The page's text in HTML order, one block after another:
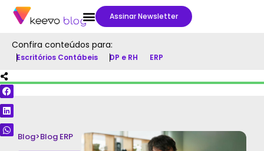
Assinar Newsletter
Confira conteúdos para:
Escritórios Contábeis DP e RH ERP
Blog>Blog ERP